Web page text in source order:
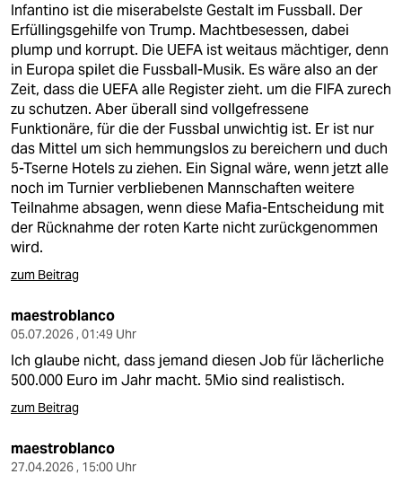
veranstaltungen
shop
fragen & hilfe
unterstützen
abo
genossenschaft
epaper login
Infantino ist die miserabelste Gestalt im Fussball. Der
Erfüllingsgehilfe von Trump. Machtbesessen, dabei
plump und korrupt. Die UEFA ist weitaus mächtiger, denn
in Europa spilet die Fussball-Musik. Es wäre also an der
Zeit, dass die UEFA alle Register zieht. um die FIFA zurech
zu schutzen. Aber überall sind vollgefressene
Funktionäre, für die der Fussbal unwichtig ist. Er ist nur
das Mittel um sich hemmungslos zu bereichern und duch
5-Tserne Hotels zu ziehen. Ein Signal wäre, wenn jetzt alle
noch im Turnier verbliebenen Mannschaften weitere
Teilnahme absagen, wenn diese Mafia-Entscheidung mit
der Rücknahme der roten Karte nicht zurückgenommen
wird.
zum Beitrag
maestroblanco
05.07.2026 , 01:49 Uhr
Ich glaube nicht, dass jemand diesen Job für lächerliche
500.000 Euro im Jahr macht. 5Mio sind realistisch.
zum Beitrag
maestroblanco
27.04.2026 , 15:00 Uhr